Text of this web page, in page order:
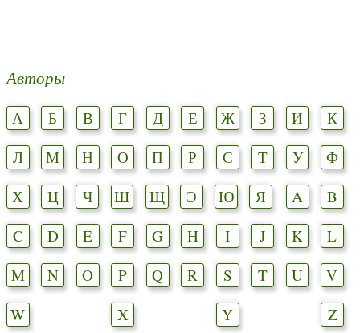
Авторы
А Б В Г Д Е Ж З И
К
Л
М Н О П Р С Т У
Ф
Х
Ц Ч Ш Щ Э Ю Я A
B
C
D E F G H I J K
L
M
N O P Q R S T U
V
W
X Y Z